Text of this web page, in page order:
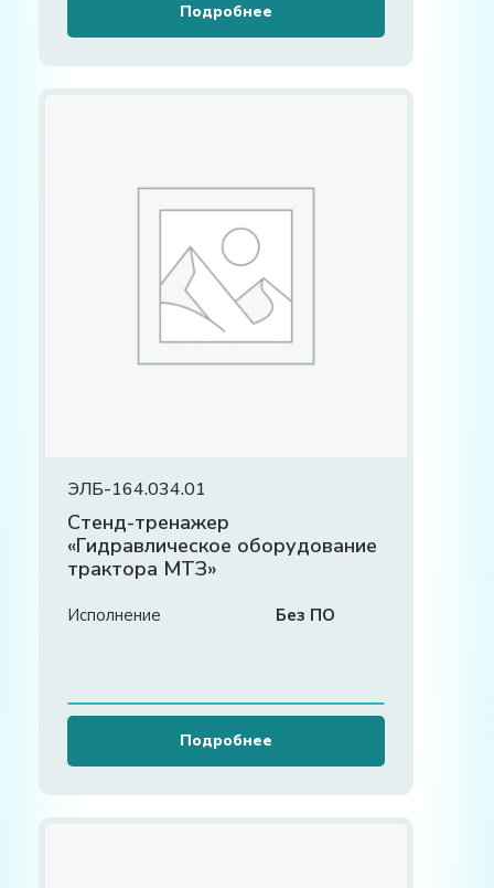
Подробнее
ЭЛБ-164.034.01
Стенд-тренажер
«Гидравлическое оборудование
трактора МТЗ»
Исполнение Без ПО
Подробнее